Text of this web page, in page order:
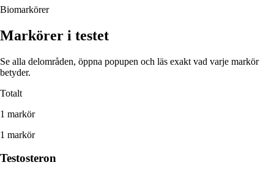
Biomarkörer
Markörer i testet
Se alla delområden, öppna popupen och läs exakt vad varje markör
betyder.
Totalt
1 markör
1 markör
Testosteron